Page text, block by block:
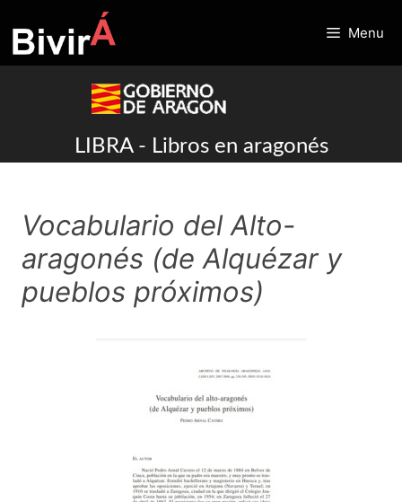
to
content
Menu
LIBRA - Libros en aragonés
Vocabulario del Alto-
aragonés (de Alquézar y
pueblos próximos)